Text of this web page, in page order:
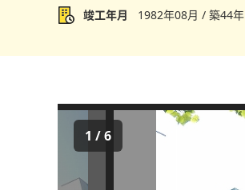
竣工年月 1982年08月 / 築44年
1 /6